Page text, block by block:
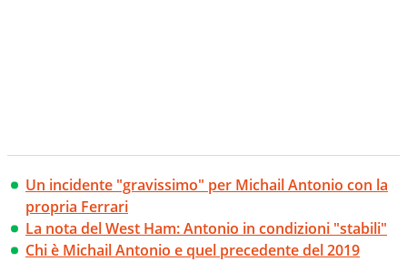
Un incidente "gravissimo" per Michail Antonio con la
propria Ferrari
La nota del West Ham: Antonio in condizioni "stabili"
Chi è Michail Antonio e quel precedente del 2019